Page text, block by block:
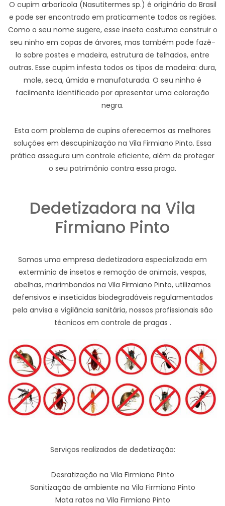
O cupim arborícola (Nasutitermes sp.) é originário do Brasil
e pode ser encontrado em praticamente todas as regiões.
Como o seu nome sugere, esse inseto costuma construir o
seu ninho em copas de árvores, mas também pode fazê-
lo sobre postes e madeira, estrutura de telhados, entre
outras. Esse cupim infesta todos os tipos de madeira: dura,
mole, seca, úmida e manufaturada. O seu ninho é
facilmente identificado por apresentar uma coloração
negra.
Esta com problema de cupins oferecemos as melhores
soluções em descupinização na Vila Firmiano Pinto. Essa
prática assegura um controle eficiente, além de proteger
o seu patrimônio contra essa praga.
Dedetizadora na Vila
Firmiano Pinto
Somos uma empresa dedetizadora especializada em
extermínio de insetos e remoção de animais, vespas,
abelhas, marimbondos na Vila Firmiano Pinto, utilizamos
defensivos e inseticidas biodegradáveis regulamentados
pela anvisa e vigilância sanitária, nossos profissionais são
técnicos em controle de pragas .
Serviços realizados de dedetização:
Desratização na Vila Firmiano Pinto
Sanitização de ambiente na Vila Firmiano Pinto
Mata ratos na Vila Firmiano Pinto